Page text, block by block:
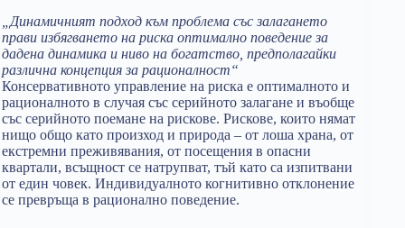
„Динамичният подход към проблема със залагането
прави избягването на риска оптимално поведение за
дадена динамика и ниво на богатство, предполагайки
различна концепция за рационалност“
Консервативното управление на риска е оптималното и
рационалното в случая със серийното залагане и въобще
със серийното поемане на рискове. Рискове, които нямат
нищо общо като произход и природа – от лоша храна, от
екстремни преживявания, от посещения в опасни
квартали, всъщност се натрупват, тъй като са изпитвани
от един човек. Индивидуалното когнитивно отклонение
се превръща в рационално поведение.